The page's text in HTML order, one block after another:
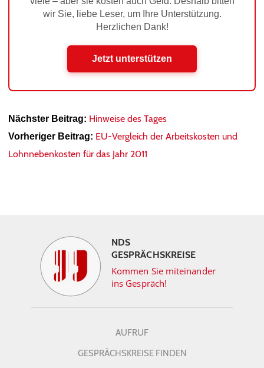
wir Sie, liebe Leser, um Ihre Unterstützung.
Herzlichen Dank!
Jetzt unterstützen
Nächster Beitrag: Hinweise des Tages
Vorheriger Beitrag: EU-Vergleich der Arbeitskosten und
Lohnnebenkosten für das Jahr 2011
NDS
GESPRÄCHSKREISE
Kommen Sie miteinander
ins Gespräch!
AUFRUF
GESPRÄCHSKREISE FINDEN